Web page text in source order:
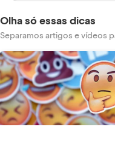
Olha só essas dicas
Separamos artigos e vídeos